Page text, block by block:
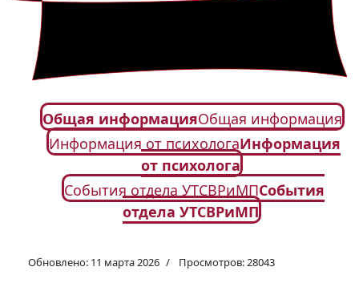
Общая информацияОбщая информация
Информация от психологаИнформация
от психолога
События отдела УТСВРиМПСобытия
отдела УТСВРиМП
Обновлено: 11 марта 2026 Просмотров: 28043